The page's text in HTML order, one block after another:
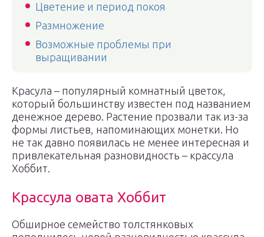
Цветение и период покоя
Размножение
Возможные проблемы при
выращивании
Красула – популярный комнатный цветок,
который большинству известен под названием
денежное дерево. Растение прозвали так из-за
формы листьев, напоминающих монетки. Но
не так давно появилась не менее интересная и
привлекательная разновидность – крассула
Хоббит.
Крассула овата Хоббит
Обширное семейство толстянковых